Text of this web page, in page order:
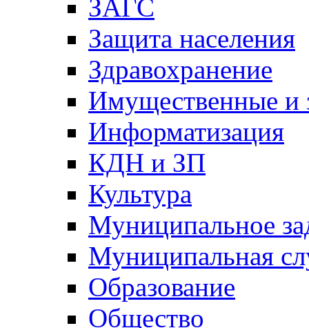
ЗАГС
Защита населения
Здравохранение
Имущественные и
Информатизация
КДН и ЗП
Культура
Муниципальное
Муниципальная
Образование
Общество